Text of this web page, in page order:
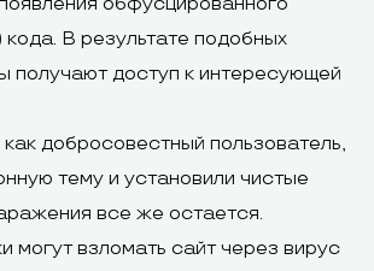
В результате подобных
получают доступ к интересующей
добросовестный пользователь,
тему и установили чистые
все же остается.
могут взломать сайт через вирус